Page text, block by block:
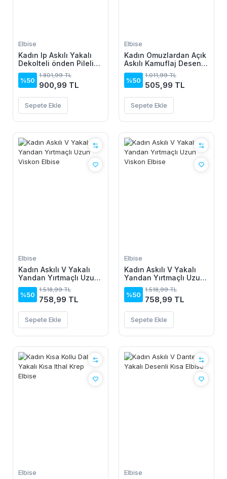
Elbise
Kadın Ip Askılı Yakalı
Dekolteli önden Pileli
Midi Ithal Krep Elbise
%50
1.801,99 TL
900,99 TL
Sepete Ekle
Elbise
Kadın Omuzlardan Açık
Askılı Kamuflaj Desenli
Kısa Süprem Elbise
%50
1.011,99 TL
505,99 TL
Sepete Ekle
Elbise
Kadın Askılı V Yakalı
Yandan Yırtmaçlı Uzun
Viskon Elbise
%50
1.518,99 TL
758,99 TL
Sepete Ekle
Elbise
Kadın Askılı V Yakalı
Yandan Yırtmaçlı Uzun
Viskon Elbise
%50
1.518,99 TL
758,99 TL
Sepete Ekle
Elbise Elbise